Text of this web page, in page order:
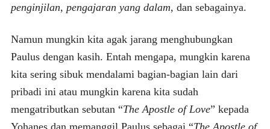
penginjilan, pengajaran yang dalam, dan sebagainya.
Namun mungkin kita agak jarang menghubungkan
Paulus dengan kasih. Entah mengapa, mungkin karena
kita sering sibuk mendalami bagian-bagian lain dari
pribadi ini atau mungkin karena kita sudah
mengatributkan sebutan “The Apostle of Love” kepada
Yohanes dan memanggil Paulus sebagai “The Apostle of